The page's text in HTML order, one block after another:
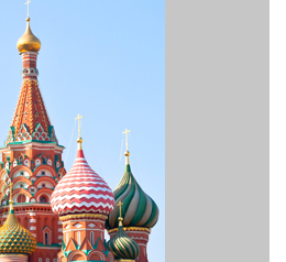
Devis Market SANS ENGAGEMENT !
Pros en concurrence par contact acheté !
> Vos crédits sont valables A VIE
vous voulez (sur simple envoi de mail)
> 252 euros TTC / mois